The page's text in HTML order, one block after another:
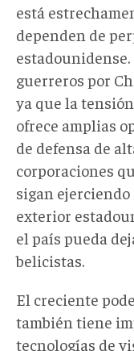
está
dependen de
guerreros por
ya que la
ofrece amplias
de defensa de
corporaciones
sigan
exterior
el país pueda
belicistas.
El creciente
también tiene
tecnologías de